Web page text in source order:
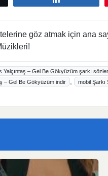
göz atmak için ana
Yalçıntaş – Gel Be Gökyüzüm şarkı
– Gel Be Gökyüzüm indir , mobil Şarkı